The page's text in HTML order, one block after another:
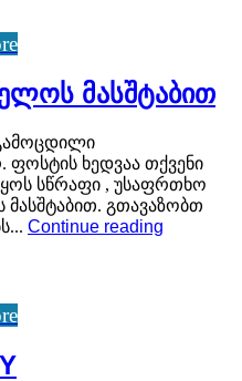
მასშტაბით
ხედვაა თქვენი
სწრაფი , უსაფრთხო
გთავაზობთ
Continue reading